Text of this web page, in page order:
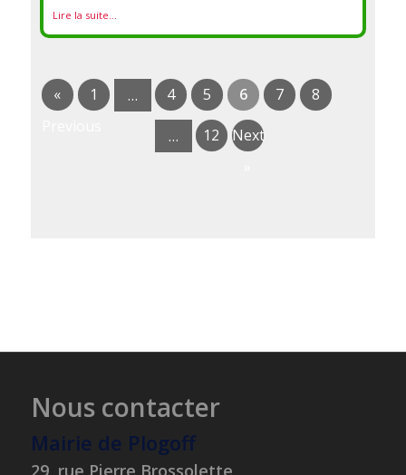
Lire la suite...
«
1 … 4 5 6 7 8
… 12
Next
Nous contacter
Mairie de Plogoff